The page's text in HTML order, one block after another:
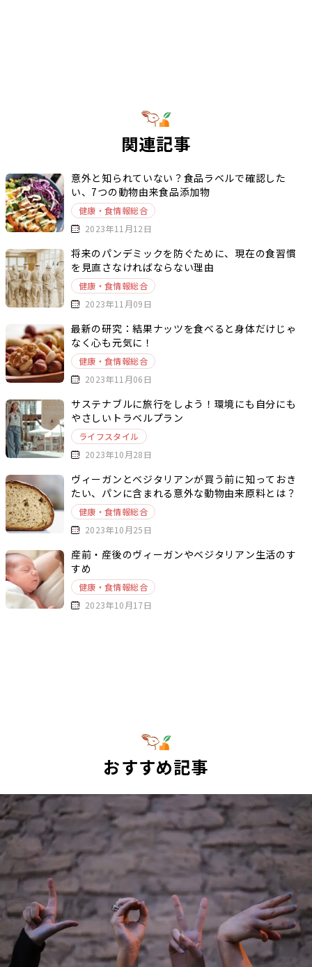
関連記事
意外と知られていない？食品ラベルで確認した
い、7つの動物由来食品添加物
健康・食情報総合
2023年11月12日
将来のパンデミックを防ぐために、現在の食習慣
を見直さなければならない理由
健康・食情報総合
2023年11月09日
最新の研究：結果ナッツを食べると身体だけじゃ
なく心も元気に！
健康・食情報総合
2023年11月06日
サステナブルに旅行をしよう！環境にも自分にも
やさしいトラベルプラン
ライフスタイル
2023年10月28日
ヴィーガンとベジタリアンが買う前に知っておき
たい、パンに含まれる意外な動物由来原料とは？
健康・食情報総合
2023年10月25日
産前・産後のヴィーガンやベジタリアン生活のす
すめ
健康・食情報総合
2023年10月17日
おすすめ記事